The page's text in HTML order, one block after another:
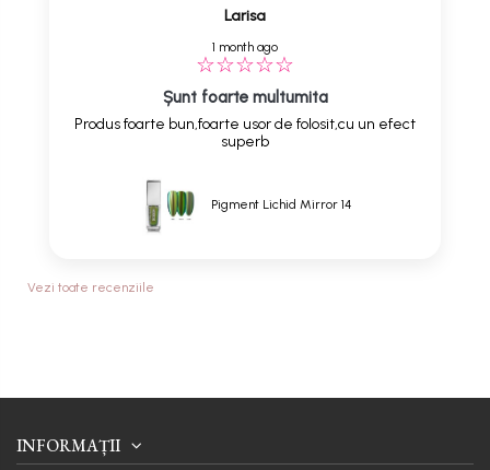
Larisa
1 month ago
Șunt foarte multumita
Produs foarte bun,foarte usor de folosit,cu un efect
superb
Pigment Lichid Mirror 14
Vezi toate recenziile
INFORMAȚII